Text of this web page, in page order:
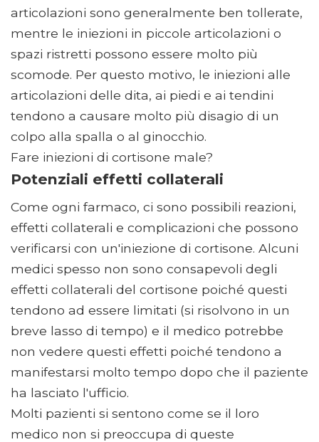
articolazioni sono generalmente ben tollerate,
mentre le iniezioni in piccole articolazioni o
spazi ristretti possono essere molto più
scomode. Per questo motivo, le iniezioni alle
articolazioni delle dita, ai piedi e ai tendini
tendono a causare molto più disagio di un
colpo alla spalla o al ginocchio.
Fare iniezioni di cortisone male?
Potenziali effetti collaterali
Come ogni farmaco, ci sono possibili reazioni,
effetti collaterali e complicazioni che possono
verificarsi con un'iniezione di cortisone. Alcuni
medici spesso non sono consapevoli degli
effetti collaterali del cortisone poiché questi
tendono ad essere limitati (si risolvono in un
breve lasso di tempo) e il medico potrebbe
non vedere questi effetti poiché tendono a
manifestarsi molto tempo dopo che il paziente
ha lasciato l'ufficio.
Molti pazienti si sentono come se il loro
medico non si preoccupa di queste